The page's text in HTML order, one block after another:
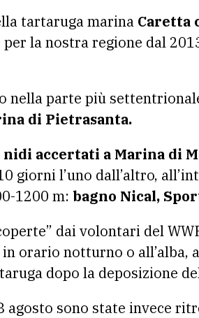
tartaruga marina Caretta
la nostra regione dal
nella parte più
di Pietrasanta.
accertati a Marina di
giorni l’uno dall’altro,
1200 m: bagno Nical,
dai volontari del
orario notturno o
dopo la deposizione
agosto sono state invece